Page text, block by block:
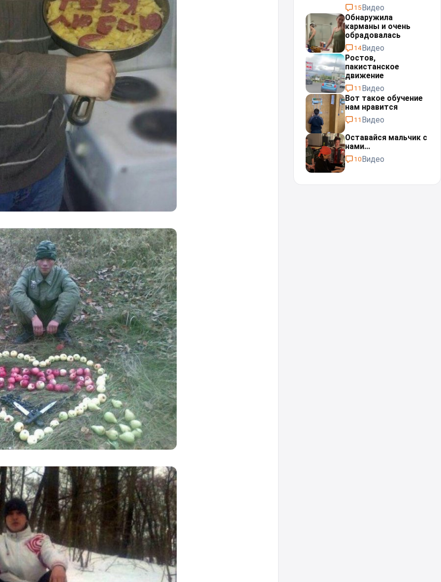
15Видео
Обнаружила
карманы и очень
обрадовалась
14Видео
Ростов,
пакистанское
движение
11 Видео
Вот такое обучение
нам нравится
11 Видео
Оставайся мальчик с
нами...⁠⁠
10Видео